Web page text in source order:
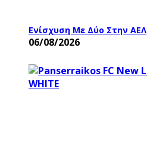
Ενίσχυση Με Δύο Στην ΑΕΛ
06/08/2026